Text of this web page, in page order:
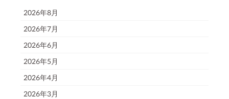
2026年8月
2026年7月
2026年6月
2026年5月
2026年4月
2026年3月